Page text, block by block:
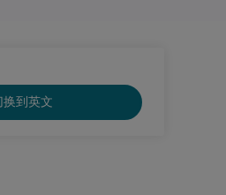
换到英文